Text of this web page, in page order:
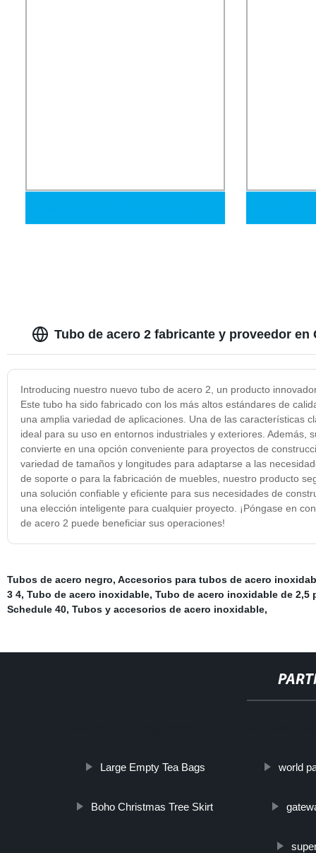
Tubo de acero 2 fabricante y proveedor en
Introducing nuestro nuevo tubo de acero 2, un producto
Este tubo ha sido fabricado con los más altos estándares de
una amplia variedad de aplicaciones. Una de las características
ideal para su uso en entornos industriales y exteriores. Además,
convierte en una opción conveniente para proyectos de
variedad de tamaños y longitudes para adaptarse a las
de soporte o para la fabricación de muebles, nuestro producto
una solución confiable y eficiente para sus necesidades de
una elección inteligente para cualquier proyecto. ¡Póngase en
de acero 2 puede beneficiar sus operaciones!
Tubos de acero negro, Accesorios para tubos de acero
3 4, Tubo de acero inoxidable, Tubo de acero inoxidable de 2,5
Schedule 40, Tubos y accesorios de acero inoxidable,
Large Empty Tea Bags world
Boho Christmas Tree Skirt